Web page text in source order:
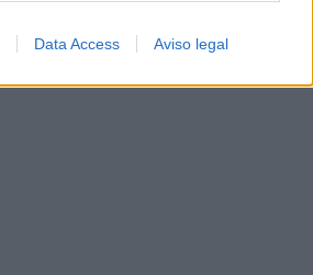
Data Access Aviso legal